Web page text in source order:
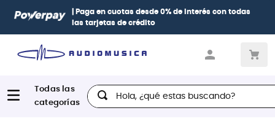
| Paga en cuotas desde 0% de interés con todas
las tarjetas de crédito
Hola, ¿qué estas buscando?